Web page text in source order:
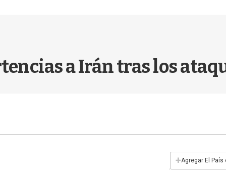
a Irán tras los
+Agregar El País